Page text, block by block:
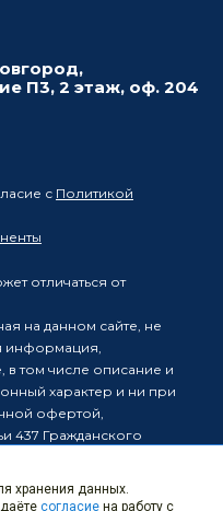
П3, 2 этаж, оф. 204
с Политикой
отличаться от
на данном сайте, не
информация,
в том числе описание и
характер и ни при
офертой,
437 Гражданского
право в одностороннем
размещенную на
хранения данных.
согласие на работу с